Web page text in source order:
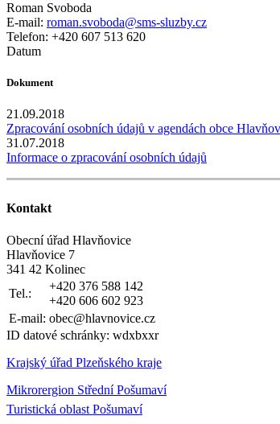
Roman Svoboda
E-mail: roman.svoboda@sms-sluzby.cz
Telefon: +420 607 513 620
Datum
Dokument
21.09.2018
Zpracování osobních údajů v agendách obce
31.07.2018
Informace o zpracování osobních údajů
Kontakt
Obecní úřad Hlavňovice
Hlavňovice 7
341 42 Kolinec
Tel.:
+420 376 588 142
+420 606 602 923
E-mail: obec@hlavnovice.cz
ID datové schránky: wdxbxxr
Krajský úřad Plzeňského kraje
Mikrorergion Střední Pošumaví
Turistická oblast Pošumaví